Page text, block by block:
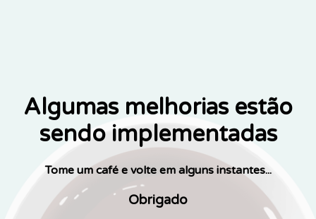
Algumas melhorias estão
sendo implementadas
Tome um café e volte em alguns instantes...
Obrigado